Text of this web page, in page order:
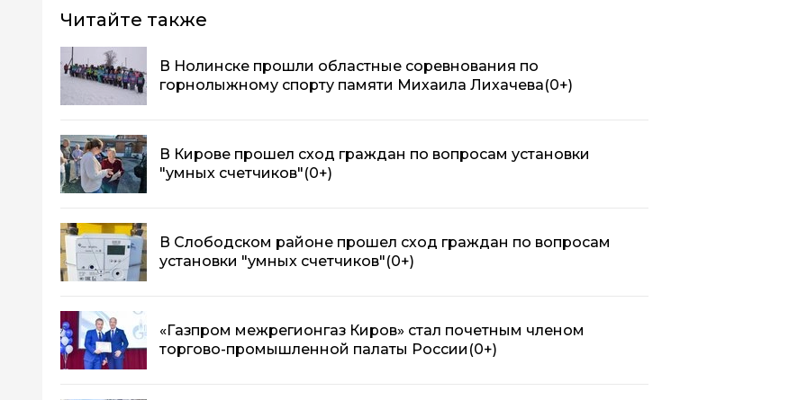
Читайте также
В Нолинске прошли областные соревнования по
горнолыжному спорту памяти Михаила Лихачева(0+)
В Кирове прошел сход граждан по вопросам установки
"умных счетчиков"(0+)
В Слободском районе прошел сход граждан по вопросам
установки "умных счетчиков"(0+)
«Газпром межрегионгаз Киров» стал почетным членом
торгово-промышленной палаты России (0+)